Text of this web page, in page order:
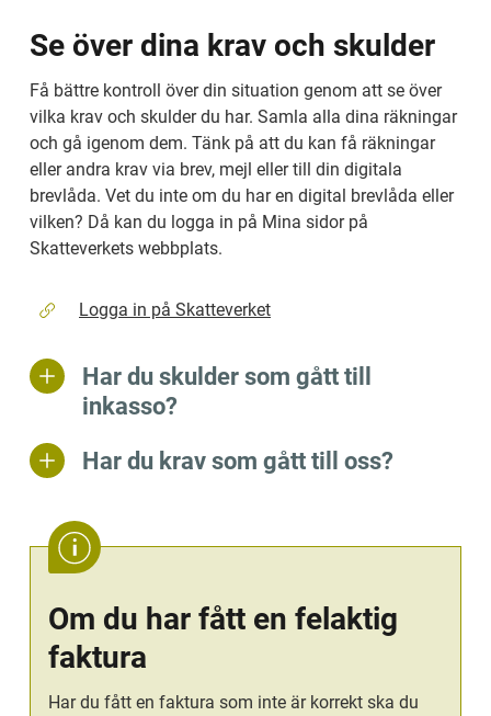
Se över dina krav och skulder
Få bättre kontroll över din situation genom att se över
vilka krav och skulder du har. Samla alla dina räkningar
och gå igenom dem. Tänk på att du kan få räkningar
eller andra krav via brev, mejl eller till din digitala
brevlåda. Vet du inte om du har en digital brevlåda eller
vilken? Då kan du logga in på Mina sidor på
Skatteverkets webbplats.
Logga in på Skatteverket
Har du skulder som gått till
inkasso?
Har du krav som gått till oss?
Om du har fått en felaktig
faktura
Har du fått en faktura som inte är korrekt ska du